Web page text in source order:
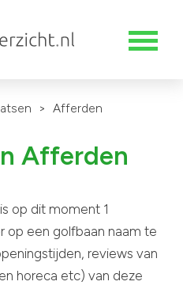
> Afferden
Afferden
op dit moment 1
op een golfbaan naam te
reviews van
horeca etc) van deze